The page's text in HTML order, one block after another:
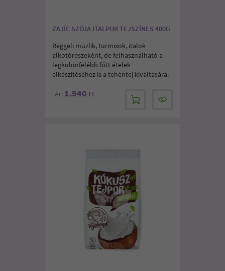
ZAJÍC SZÓJA ITALPOR TEJSZÍNES 400G
Reggeli müzlik, turmixok, italok
alkotórészeként, de felhasználható a
legkülönfélébb főtt ételek
elkészítéséhez is a tehéntej kiváltására.
Ár: 1.940 Ft